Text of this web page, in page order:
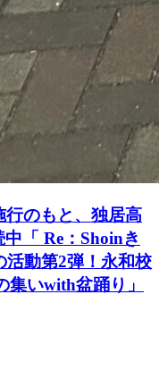
行のもと、独居高
「 Re：Shoinき
活動第2弾！永和校
集いwith盆踊り」